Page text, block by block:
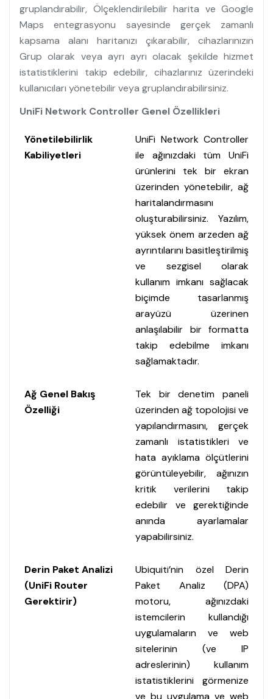
gruplandırabilir, Ölçeklendirilebilir harita ve Google
Maps entegrasyonu sayesinde gerçek zamanlı
kapsama alanı haritanızı çıkarabilir, cihazlarınızın
Grup olarak veya ayrı ayrı olacak şekilde hizmet
istatistiklerini takip edebilir, cihazlarınız üzerindeki
kullanıcıları yönetebilir veya gruplandırabilirsiniz.
UniFi Network Controller Genel Özellikleri
Yönetilebilirlik
Kabiliyetleri
UniFi Network Controller
ile ağınızdaki tüm UniFi
ürünlerini tek bir ekran
üzerinden yönetebilir, ağ
haritalandırmasını
oluşturabilirsiniz. Yazılım,
yüksek önem arzeden ağ
ayrıntılarını basitleştirilmiş
ve sezgisel olarak
kullanım imkanı sağlacak
biçimde tasarlanmış
arayüzü üzerinen
anlaşılabilir bir formatta
takip edebilme imkanı
sağlamaktadır.
Ağ Genel Bakış
Özelliği
Tek bir denetim paneli
üzerinden ağ topolojisi ve
yapılandırmasını, gerçek
zamanlı istatistikleri ve
hata ayıklama ölçütlerini
görüntüleyebilir, ağınızın
kritik verilerini takip
edebilir ve gerektiğinde
anında ayarlamalar
yapabilirsiniz.
Derin Paket Analizi
(UniFi Router
Gerektirir)
Ubiquiti’nin özel Derin
Paket Analiz (DPA)
motoru, ağınızdaki
istemcilerin kullandığı
uygulamaların ve web
sitelerinin (ve IP
adreslerinin) kullanım
istatistiklerini görmenize
ve bu uygulama ve web